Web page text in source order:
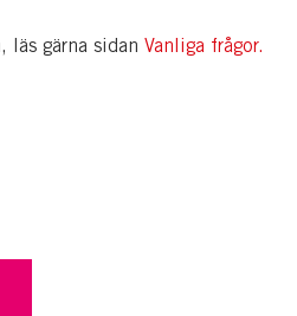
läs gärna sidan Vanliga frågor.